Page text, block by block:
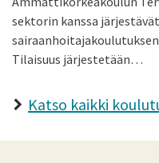
sektorin kanssa
Tilaisuus järjestetään…
Katso kaikki